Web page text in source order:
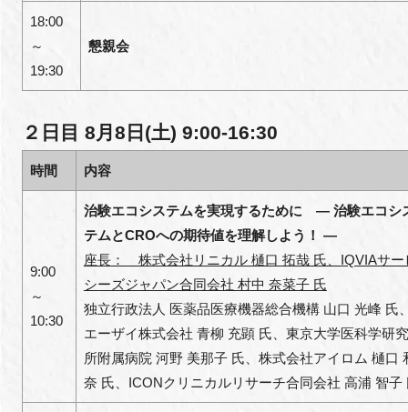
18:00
～
19:30
懇親会
２日目 8月8日(土) 9:00-16:30
時間 内容
9:00
～
10:30
治験エコシステムを実現するために ― 治験エコシ
テムとCROへの期待値を理解しよう！ ―
座長： 株式会社リニカル 樋口 拓哉 氏、IQVIAサー
シーズジャパン合同会社 村中 奈菜子 氏
独立行政法人 医薬品医療機器総合機構 山口 光峰氏
エーザイ株式会社 青柳 充顕氏 、東京大学医科学研究
所附属病院 河野 美那子氏 、株式会社アイロム 樋口
奈 氏 、ICONクリニカルリサーチ合同会社 高浦 智子